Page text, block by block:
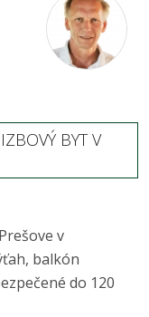
BYT V
v
balkón
do 120